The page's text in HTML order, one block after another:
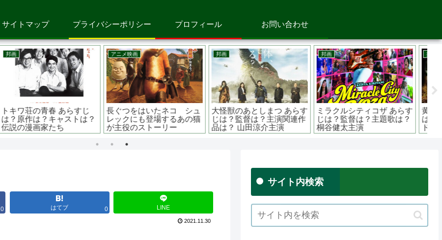
サイトマップ プライバシーポリシー プロフィール お問い合わせ
邦画
大怪獣のあとしまつ あらす
じは？監督は？主演関連作
品は？ 山田涼介主演
邦画
ミラクルシティコザ あらす
じは？監督は？主題歌は？
桐谷健太主演
邦画
黄龍の村 あらすじは？原作
は？監督は？ ハードボイル
ドアクション
洋画
クルエラ あらすじは？原作
は？ ディズニー史上最も悪
名高きヴィラン？
0 はてブ 0 LINE
2021.11.30
サイト内検索